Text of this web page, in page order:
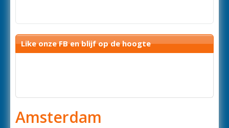
Like onze FB en blijf op de hoogte
Amsterdam